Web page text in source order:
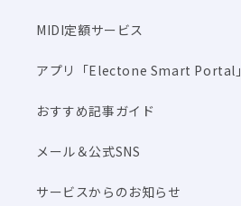
MIDI定額サービス
アプリ「Electone Smart Portal」
おすすめ記事ガイド
メール＆公式SNS
サービスからのお知らせ